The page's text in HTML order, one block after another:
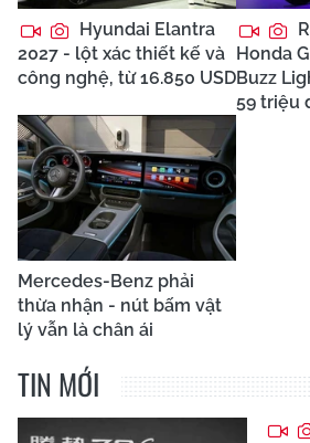
Hyundai Elantra
2027 - lột xác thiết kế và
công nghệ, từ 16.850 USD
Honda
Buzz
59 triệu
Mercedes-Benz phải
thừa nhận - nút bấm vật
lý vẫn là chân ái
TIN MỚI